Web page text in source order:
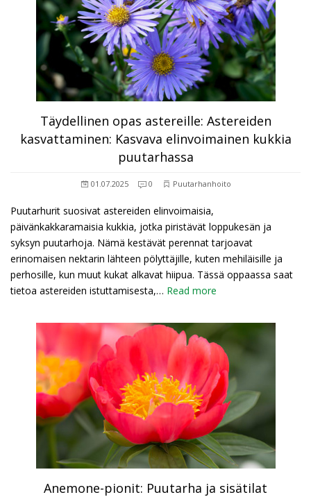
Täydellinen opas astereille: Astereiden
kasvattaminen: Kasvava elinvoimainen kukkia
puutarhassa
01.07.2025 0 Puutarhanhoito
Puutarhurit suosivat astereiden elinvoimaisia,
päivänkakkaramaisia kukkia, jotka piristävät loppukesän ja
syksyn puutarhoja. Nämä kestävät perennat tarjoavat
erinomaisen nektarin lähteen pölyttäjille, kuten mehiläisille ja
perhosille, kun muut kukat alkavat hiipua. Tässä oppaassa saat
tietoa astereiden istuttamisesta,… Read more
Anemone-pionit: Puutarha ja sisätilat